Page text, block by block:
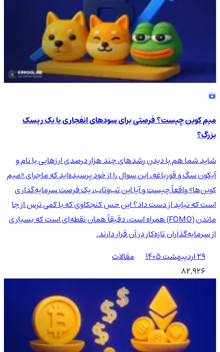
میم کوین چیست؟ فرصتی برای سودهای انفجاری یا یک ریسک
بزرگ؟
شاید شما هم با دیدن رشدهای چند هزار درصدی ارزهایی با نام و
آیکون سگ و قورباغه، این سوال را از خود پرسیده‌اید که ماجرای «میم
کوین‌ها» واقعاً چیست و آیا این تب‌وتاب، یک فرصت سرمایه‌گذاری
است که نباید از دست داد؟ این حس کنجکاوی که با کمی ترس از جا
ماندن (FOMO) همراه است، دقیقاً همان نقطه‌ای است که بسیاری
از سرمایه‌گذاران تازه‌کار در آن قرار دارند.
۲۹ اردیبهشت ۱۴۰۵
مقالات
82,926